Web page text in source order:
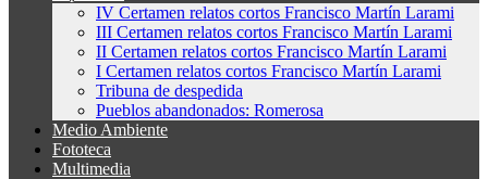
IV Certamen relatos cortos Francisco Martín Larami
III Certamen relatos cortos Francisco Martín Larami
II Certamen relatos cortos Francisco Martín Larami
I Certamen relatos cortos Francisco Martín Larami
Tribuna de despedida
Pueblos abandonados: Romerosa
Medio Ambiente
Fototeca
Multimedia